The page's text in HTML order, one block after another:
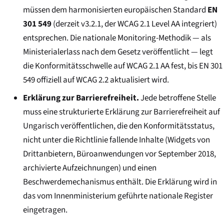
müssen dem harmonisierten europäischen Standard EN
301 549(derzeit v3.2.1, der WCAG 2.1 Level AA integriert)
entsprechen. Die nationale Monitoring-Methodik — als
Ministerialerlass nach dem Gesetz veröffentlicht — legt
die Konformitätsschwelle auf WCAG 2.1 AA fest, bis EN 301
549 offiziell auf WCAG 2.2 aktualisiert wird.
Erklärung zur Barrierefreiheit.Jede betroffene Stelle
muss eine strukturierte Erklärung zur Barrierefreiheit auf
Ungarisch veröffentlichen, die den Konformitätsstatus,
nicht unter die Richtlinie fallende Inhalte (Widgets von
Drittanbietern, Büroanwendungen vor September 2018,
archivierte Aufzeichnungen) und einen
Beschwerdemechanismus enthält. Die Erklärung wird in
das vom Innenministerium geführte nationale Register
eingetragen.